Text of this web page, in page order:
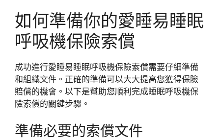
如何準備你的愛睡易睡眠
呼吸機保險索償
成功進行愛睡易睡眠呼吸機保險索償需要仔細準備
和組織文件。正確的準備可以大大提高您獲得保險
賠償的機會。以下是幫助您順利完成睡眠呼吸機保
險索償的關鍵步驟。
準備必要的索償文件